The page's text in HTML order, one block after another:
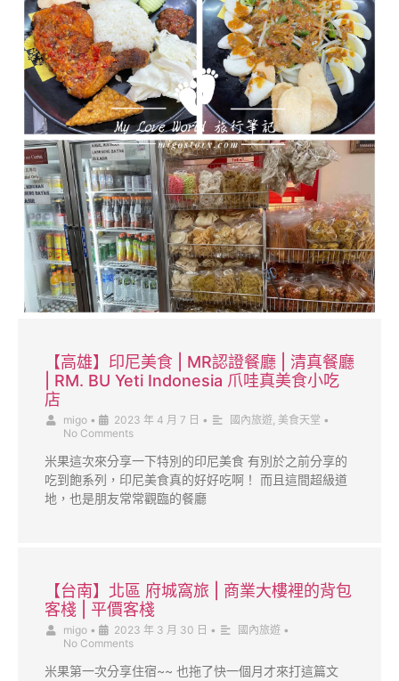
【高雄】印尼美食 | MR認證餐廳 | 清真餐廳
| RM. BU Yeti Indonesia 爪哇真美食小吃
店
migo • 2023 年 4 月 7 日 • 國內旅遊, 美食天堂 •
No Comments
米果這次來分享一下特別的印尼美食 有別於之前分享的
吃到飽系列，印尼美食真的好好吃啊！ 而且這間超級道
地，也是朋友常常觀臨的餐廳
【台南】北區 府城窩旅 | 商業大樓裡的背包
客棧 | 平價客棧
migo • 2023 年 3 月 30 日 • 國內旅遊 •
No Comments
米果第一次分享住宿~~ 也拖了快一個月才來打這篇文